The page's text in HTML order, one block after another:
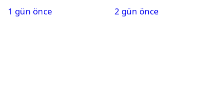
1 gün önce
2 gün önce